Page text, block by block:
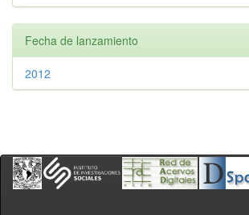
Fecha de lanzamiento
2012